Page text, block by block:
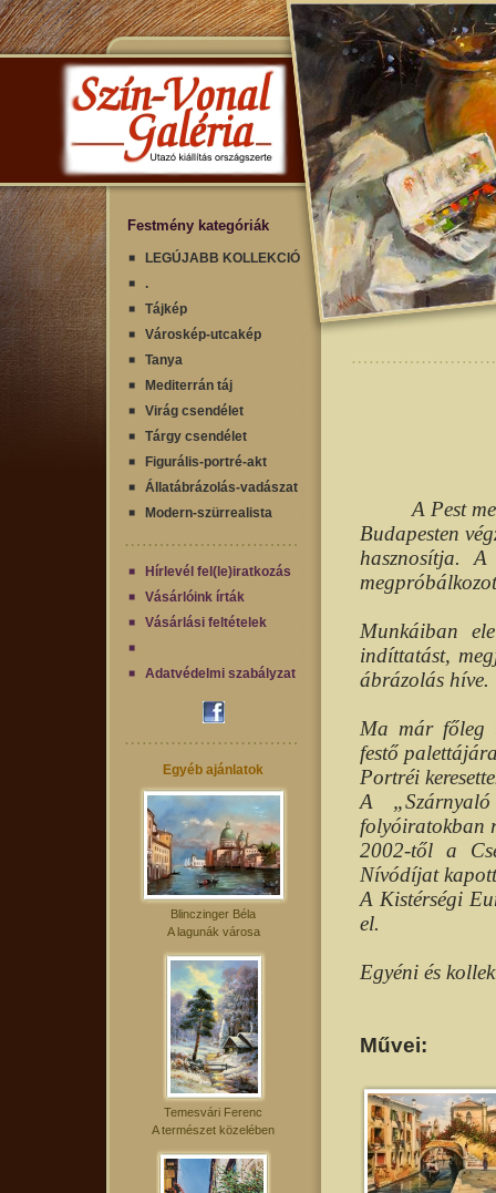
Festmény kategóriák
LEGÚJABB KOLLEKCIÓ
.
Tájkép
Városkép-utcakép
Tanya
Mediterrán táj
Virág csendélet
Tárgy csendélet
Figurális-portré-akt
Állatábrázolás-vadászat
Modern-szürrealista
Hírlevél fel(le)iratkozás
Vásárlóink írták
Vásárlási feltételek
Adatvédelmi szabályzat
Egyéb ajánlatok
Blinczinger Béla
A lagunák városa
Temesvári Ferenc
A természet közelében
A Pest
Budapesten
hasznosítja.
Munkáiban
indíttatást,
ábrázolás híve.
Ma már főleg
festő
Portréi
A
folyóiratokban
2002-től a
Nívódíjat
A Kistérségi
el.
Egyéni és
Művei: